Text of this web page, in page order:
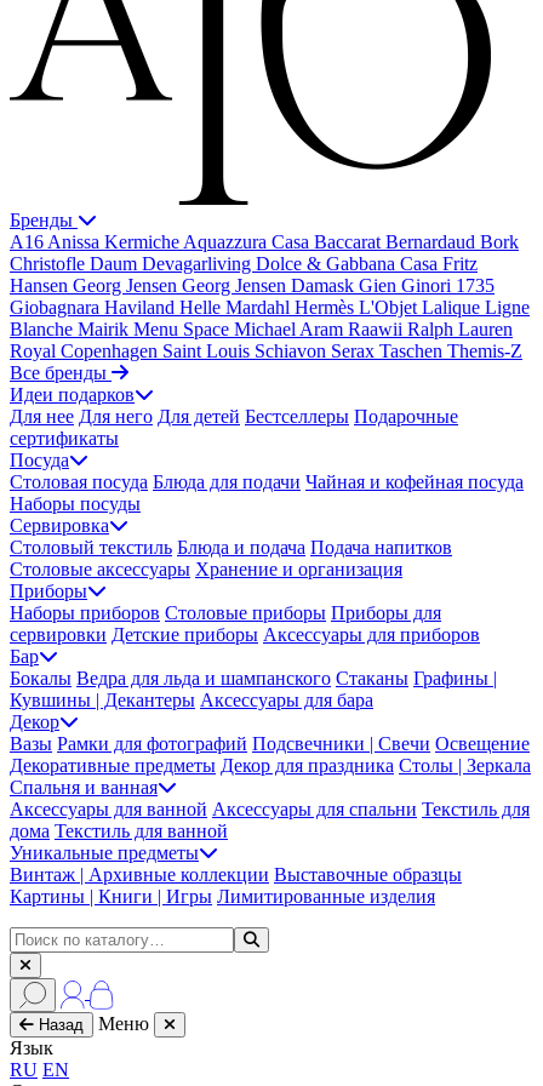
Бренды
A16 Anissa Kermiche Aquazzura Casa Baccarat Bernardaud Bork
Christofle Daum Devagarliving Dolce & Gabbana Casa Fritz
Hansen Georg Jensen Georg Jensen Damask Gien Ginori 1735
Giobagnara Haviland Helle Mardahl Hermès L'Objet Lalique Ligne
Blanche Mairik Menu Space Michael Aram Raawii Ralph Lauren
Royal Copenhagen Saint Louis Schiavon Serax Taschen Themis-Z
Все бренды
Идеи подарков
Для нее Для него Для детей Бестселлеры Подарочные
сертификаты
Посуда
Столовая посуда Блюда для подачи Чайная и кофейная посуда
Наборы посуды
Сервировка
Столовый текстиль Блюда и подача Подача напитков
Столовые аксессуары Хранение и организация
Приборы
Наборы приборов Столовые приборы Приборы для
сервировки Детские приборы Аксессуары для приборов
Бар
Бокалы Ведра для льда и шампанского Стаканы Графины |
Кувшины | Декантеры Аксессуары для бара
Декор
Вазы Рамки для фотографий Подсвечники | Свечи Освещение
Декоративные предметы Декор для праздника Столы | Зеркала
Спальня и ванная
Аксессуары для ванной Аксессуары для спальни Текстиль для
дома Текстиль для ванной
Уникальные предметы
Винтаж | Архивные коллекции Выставочные образцы
Картины | Книги | Игры Лимитированные изделия
Назад
Меню
Язык
RU EN